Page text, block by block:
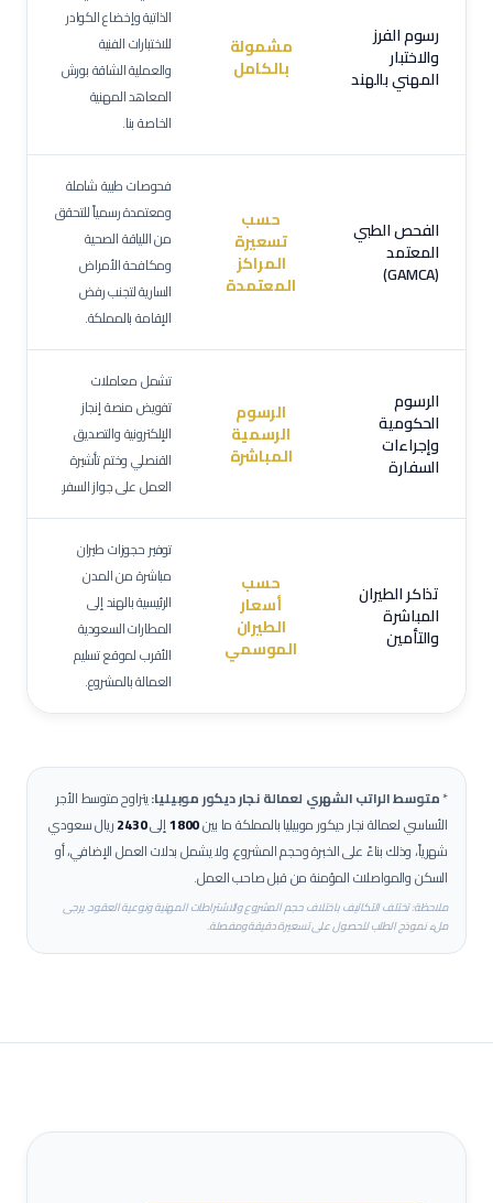
رسوم الفرز
والاختبار
المهني بالهند
مشمولة
بالكامل
الذاتية وإخضاع الكوادر
للاختبارات الفنية
والعملية الشاقة بورش
المعاهد المهنية
الخاصة بنا.
الفحص الطبي
المعتمد
(GAMCA)
حسب
تسعيرة
المراكز
المعتمدة
فحوصات طبية شاملة
ومعتمدة رسمياً للتحقق
من اللياقة الصحية
ومكافحة الأمراض
السارية لتجنب رفض
الإقامة بالمملكة.
الرسوم
الحكومية
وإجراءات
السفارة
الرسوم
الرسمية
المباشرة
تشمل معاملات
تفويض منصة إنجاز
الإلكترونية والتصديق
القنصلي وختم تأشيرة
العمل على جواز السفر.
تذاكر الطيران
المباشرة
والتأمين
حسب
أسعار
الطيران
الموسمي
توفير حجوزات طيران
مباشرة من المدن
الرئيسية بالهند إلى
المطارات السعودية
الأقرب لموقع تسليم
العمالة بالمشروع.
*متوسط الراتب الشهري لعمالةنجار ديكور موبيليا:يتراوح متوسط الأجر
الأساسي لعمالةنجار ديكور موبيليابالمملكة ما بين1800إلى2430ريال سعودي
شهرياً، وذلك بناءً على الخبرة وحجم المشروع، ولا يشمل بدلات العمل الإضافي، أو
السكن والمواصلات المؤمنة من قبل صاحب العمل.
ملاحظة: تختلف التكاليف باختلاف حجم المشروع والاشتراطات المهنية ونوعية العقود. يرجى
ملء نموذج الطلب للحصول على تسعيرة دقيقة ومفصلة.